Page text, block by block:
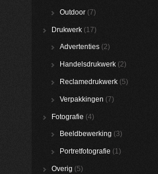
Outdoor (7)
Drukwerk (17)
Advertenties (2)
Handelsdrukwerk (2)
Reclamedrukwerk (5)
Verpakkingen (7)
Fotografie (4)
Beeldbewerking (3)
Portretfotografie (1)
Overig (5)